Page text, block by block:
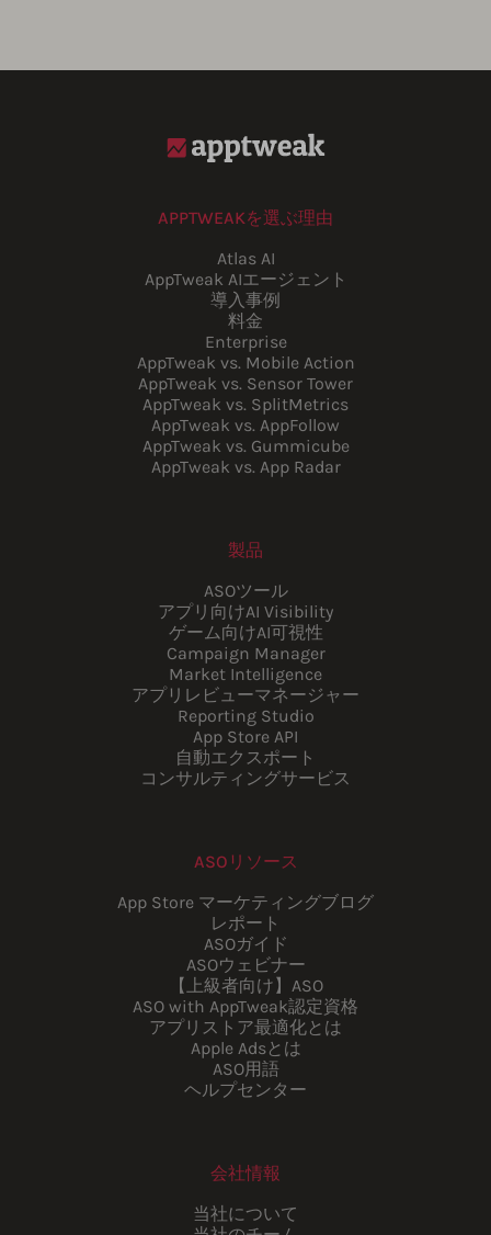
APPTWEAKを選ぶ理由
Atlas AI
AppTweak AIエージェント
導入事例
料金
Enterprise
AppTweak vs. Mobile Action
AppTweak vs. Sensor Tower
AppTweak vs. SplitMetrics
AppTweak vs. AppFollow
AppTweak vs. Gummicube
AppTweak vs. App Radar
製品
ASOツール
アプリ向けAI Visibility
ゲーム向けAI可視性
Campaign Manager
Market Intelligence
アプリレビューマネージャー
Reporting Studio
App Store API
自動エクスポート
コンサルティングサービス
ASOリソース
App Store マーケティングブログ
レポート
ASOガイド
ASOウェビナー
【上級者向け】ASO
ASO with AppTweak認定資格
アプリストア最適化とは
Apple Adsとは
ASO用語
ヘルプセンター
会社情報
当社について